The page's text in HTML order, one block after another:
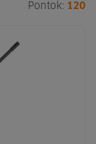
Pontok: 120